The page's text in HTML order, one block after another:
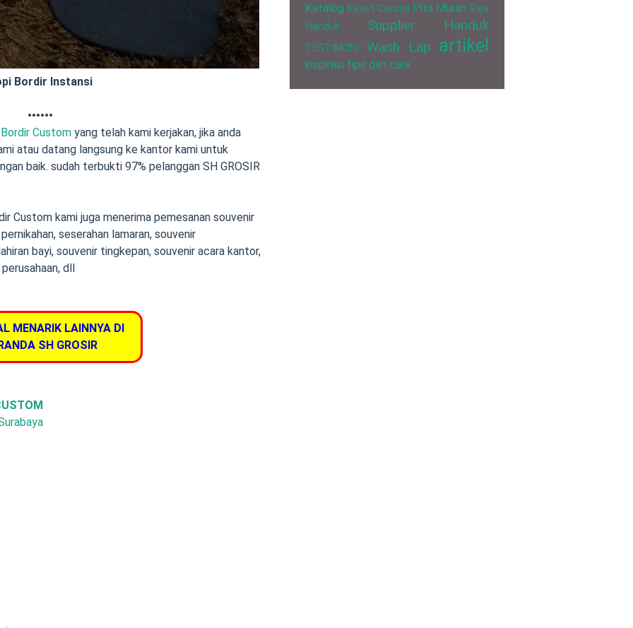
Bordir Instansi
••••••
Custom yang telah kami kerjakan, jika anda
atau datang langsung ke kantor kami untuk
baik. sudah terbukti 97% pelanggan SH GROSIR
Custom kami juga menerima pemesanan souvenir
, seserahan lamaran, souvenir
bayi, souvenir tingkepan, souvenir acara kantor,
dll
MENARIK LAINNYA DI
SH GROSIR
Katalog Keset Cendol Pita Murah Raja
Handuk
Supplier Handuk
TESTIMONI Wash Lap artikel
inspirasi tips dan cara